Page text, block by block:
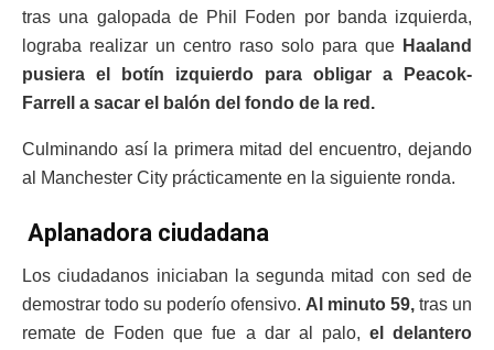
tras una galopada de Phil Foden por banda izquierda,
lograba realizar un centro raso solo para que Haaland
pusiera el botín izquierdo para obligar a Peacok-
Farrell a sacar el balón del fondo de la red.
Culminando así la primera mitad del encuentro, dejando
al Manchester City prácticamente en la siguiente ronda.
Aplanadora ciudadana
Los ciudadanos iniciaban la segunda mitad con sed de
demostrar todo su poderío ofensivo. Al minuto 59, tras un
remate de Foden que fue a dar al palo, el delantero